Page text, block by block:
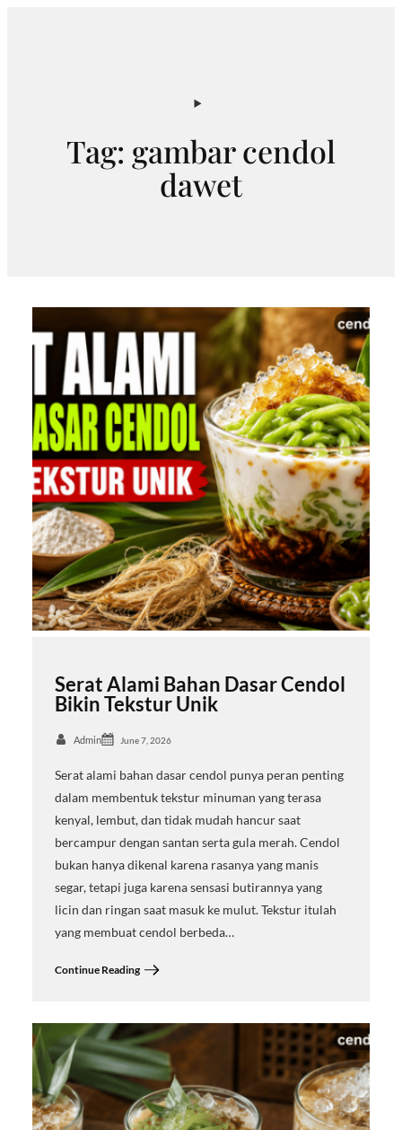
Tag: gambar cendol
dawet
Serat Alami Bahan Dasar Cendol
Bikin Tekstur Unik
Admin June 7, 2026
Serat alami bahan dasar cendol punya peran penting
dalam membentuk tekstur minuman yang terasa
kenyal, lembut, dan tidak mudah hancur saat
bercampur dengan santan serta gula merah. Cendol
bukan hanya dikenal karena rasanya yang manis
segar, tetapi juga karena sensasi butirannya yang
licin dan ringan saat masuk ke mulut. Tekstur itulah
yang membuat cendol berbeda…
Continue Reading